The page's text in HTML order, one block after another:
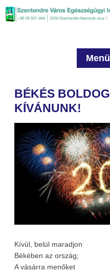
Menü
BÉKÉS
KÍVÁNUNK!
Kívül, belül maradjon
Békében az ország;
A vásárra menőket